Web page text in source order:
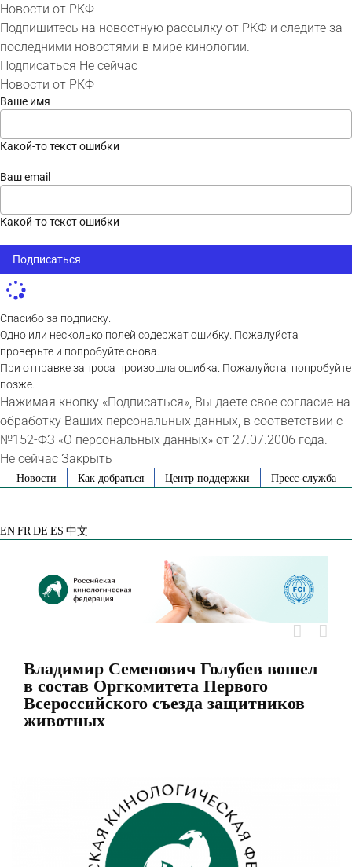
Новости от РКФ
Подпишитесь на новостную рассылку от РКФ и следите за
последними новостями в мире кинологии.
Подписаться Не сейчас
Новости от РКФ
Ваше имя
Какой-то текст ошибки
Ваш email
Какой-то текст ошибки
Подписаться
Спасибо за подписку.
Одно или несколько полей содержат ошибку. Пожалуйста
проверьте и попробуйте снова.
При отправке запроса произошла ошибка. Пожалуйста, попробуйте
позже.
Нажимая кнопку «Подписаться», Вы даете свое согласие на
обработку Ваших персональных данных, в соответствии с
№152-ФЗ «О персональных данных» от 27.07.2006 года.
Не сейчас Закрыть
SkipНовости Как добраться Центр поддержки Пресс-служба
EN FR DE ES 中文
Владимир Семенович Голубев вошел
в состав Оргкомитета Первого
Всероссийского съезда защитников
животных